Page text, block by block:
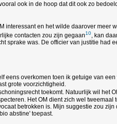
ook in de hoop dat dit ook zo
en het wilde daarover meer
contacten zou zijn gegaan10, kan
sprake was. De officier van justitie had
eens overkomen toen ik getuige van
grote voorzichtigheid.
toekomt. Natuurlijk wil het
Het OM dient zich wel
betrokken is. Mijn suggestie zou zijn
abstine' toepast.